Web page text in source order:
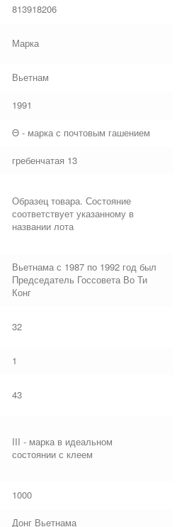
813918206
Марка
Вьетнам
1991
Θ - марка с почтовым гашением
гребенчатая 13
Образец товара. Состояние
соответствует указанному в
названии лота
Вьетнама с 1987 по 1992 год был
Председатель Госсовета Во Ти
Конг
32
1
43
III - марка в идеальном
состоянии с клеем
1000
Донг Вьетнама